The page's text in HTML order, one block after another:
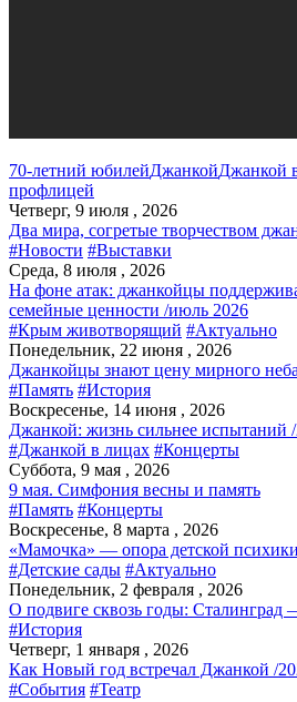
70-летний юбилейДжанкойДжанкой
профлицей
Четверг, 9 июля , 2026
Два мира, согретые творчеством
#Новости #Выставки
Среда, 8 июля , 2026
На фоне атак: джанкойцы
семейные ценности /июль 2026
#Крым животворящий #Актуально
Понедельник, 22 июня , 2026
Джанкойцы знают цену мирного
#Память #История
Воскресенье, 14 июня , 2026
Джанкой: жизнь сильнее испытаний
#Джанкой в лицах #Концерты
Суббота, 9 мая , 2026
9 мая. Симфония весны и память
#Память #Концерты
Воскресенье, 8 марта , 2026
«Мамочка» — опора детской
#Детские сады #Актуально
Понедельник, 2 февраля , 2026
О подвиге сквозь годы:
#История
Четверг, 1 января , 2026
Как Новый год встречал Джанкой /
#События #Театр